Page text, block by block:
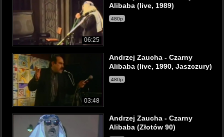
06:25
Alibaba (live, 1989)
480p
03:48
Andrzej Zaucha - Czarny
Alibaba (live, 1990, Jaszczury)
480p
Andrzej Zaucha - Czarny
Alibaba (Złotów 90)